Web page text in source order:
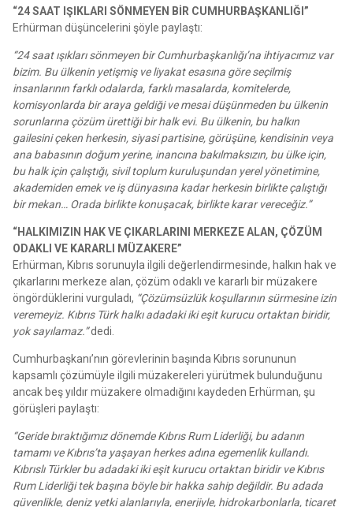
“24 SAAT IŞIKLARI SÖNMEYEN BİR CUMHURBAŞKANLIĞI”
Erhürman düşüncelerini şöyle paylaştı:
“24 saat ışıkları sönmeyen bir Cumhurbaşkanlığı’na ihtiyacımız var
bizim. Bu ülkenin yetişmiş ve liyakat esasına göre seçilmiş
insanlarının farklı odalarda, farklı masalarda, komitelerde,
komisyonlarda bir araya geldiği ve mesai düşünmeden bu ülkenin
sorunlarına çözüm ürettiği bir halk evi. Bu ülkenin, bu halkın
gailesini çeken herkesin, siyasi partisine, görüşüne, kendisinin veya
ana babasının doğum yerine, inancına bakılmaksızın, bu ülke için,
bu halk için çalıştığı, sivil toplum kuruluşundan yerel yönetimine,
akademiden emek ve iş dünyasına kadar herkesin birlikte çalıştığı
bir mekan… Orada birlikte konuşacak, birlikte karar vereceğiz.”
“HALKIMIZIN HAK VE ÇIKARLARINI MERKEZE ALAN, ÇÖZÜM
ODAKLI VE KARARLI MÜZAKERE”
Erhürman, Kıbrıs sorunuyla ilgili değerlendirmesinde, halkın hak ve
çıkarlarını merkeze alan, çözüm odaklı ve kararlı bir müzakere
öngördüklerini vurguladı, “Çözümsüzlük koşullarının sürmesine izin
veremeyiz. Kıbrıs Türk halkı adadaki iki eşit kurucu ortaktan biridir,
yok sayılamaz.”dedi.
Cumhurbaşkanı’nın görevlerinin başında Kıbrıs sorununun
kapsamlı çözümüyle ilgili müzakereleri yürütmek bulunduğunu
ancak beş yıldır müzakere olmadığını kaydeden Erhürman, şu
görüşleri paylaştı:
“Geride bıraktığımız dönemde Kıbrıs Rum Liderliği, bu adanın
tamamı ve Kıbrıs’ta yaşayan herkes adına egemenlik kullandı.
Kıbrıslı Türkler bu adadaki iki eşit kurucu ortaktan biridir ve Kıbrıs
Rum Liderliği tek başına böyle bir hakka sahip değildir. Bu adada
güvenlikle, deniz yetki alanlarıyla, enerjiyle, hidrokarbonlarla, ticaret